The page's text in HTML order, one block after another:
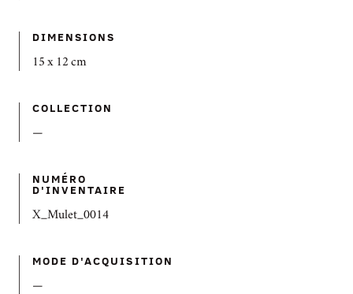
DIMENSIONS
15 x 12 cm
COLLECTION
—
NUMÉRO
D'INVENTAIRE
X_Mulet_0014
MODE D'ACQUISITION
—